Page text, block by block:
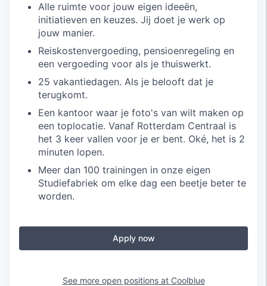
Alle ruimte voor jouw eigen ideeën,
initiatieven en keuzes. Jij doet je werk op
jouw manier.
Reiskostenvergoeding, pensioenregeling en
een vergoeding voor als je thuiswerkt.
25 vakantiedagen. Als je belooft dat je
terugkomt.
Een kantoor waar je foto's van wilt maken op
een toplocatie. Vanaf Rotterdam Centraal is
het 3 keer vallen voor je er bent. Oké, het is 2
minuten lopen.
Meer dan 100 trainingen in onze eigen
Studiefabriek om elke dag een beetje beter te
worden.
Apply now
See more open positions at Coolblue